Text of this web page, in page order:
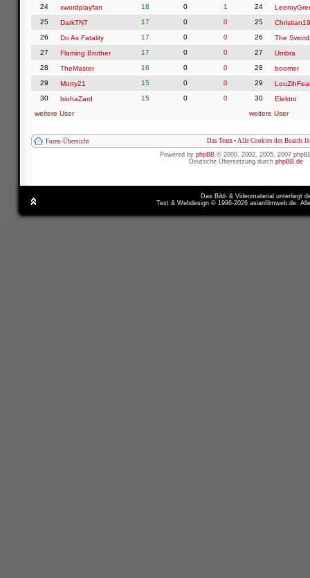
24
xwordplayfan 18 0
1
25
DarkTNT 17 0
0
26
Do As Fatality 17 0
0
27
Flaming Brother 17 0
0
28
TheMaster 16 0
0
29
Morty21 15 0
0
30
biohaZard 15 0
0
weitere User
24
25
26
The
27
Umbra
28
boomer
29
30
Elektro
weitere User
Foren-Übersicht Das Team • Alle Cookies des Boards
Powered by phpBB © 2000, 2002, 2005, 2007
Deutsche Übersetzung durch phpBB.de
Das Bild- & Videomaterial unterliegt
Text & Webdesign © 1996-2026 asianfilmweb.de.